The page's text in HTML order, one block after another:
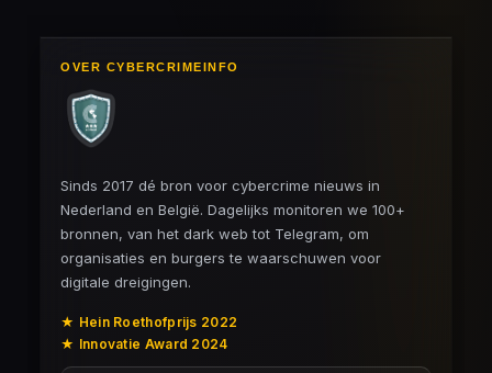
OVER CYBERCRIMEINFO
Sinds 2017 dé bron voor cybercrime nieuws in
Nederland en België. Dagelijks monitoren we 100+
bronnen, van het dark web tot Telegram, om
organisaties en burgers te waarschuwen voor
digitale dreigingen.
★ Hein Roethofprijs 2022
★ Innovatie Award 2024